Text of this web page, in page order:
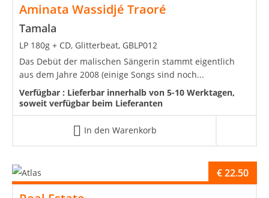
Aminata Wassidjé Traoré
Tamala
LP 180g + CD, Glitterbeat, GBLP012
Das Debüt der malischen Sängerin stammt eigentlich
aus dem Jahre 2008 (einige Songs sind noch...
Verfügbar : Lieferbar innerhalb von 5-10 Werktagen,
soweit verfügbar beim Lieferanten
In den Warenkorb
€22.50